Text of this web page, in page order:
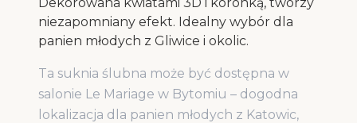
niezapomniany efekt. Idealny wybór dla
panien młodych z Gliwice i okolic.
Ta suknia ślubna może być dostępna w
salonie Le Mariage w Bytomiu – dogodna
lokalizacja dla panien młodych z Katowic,